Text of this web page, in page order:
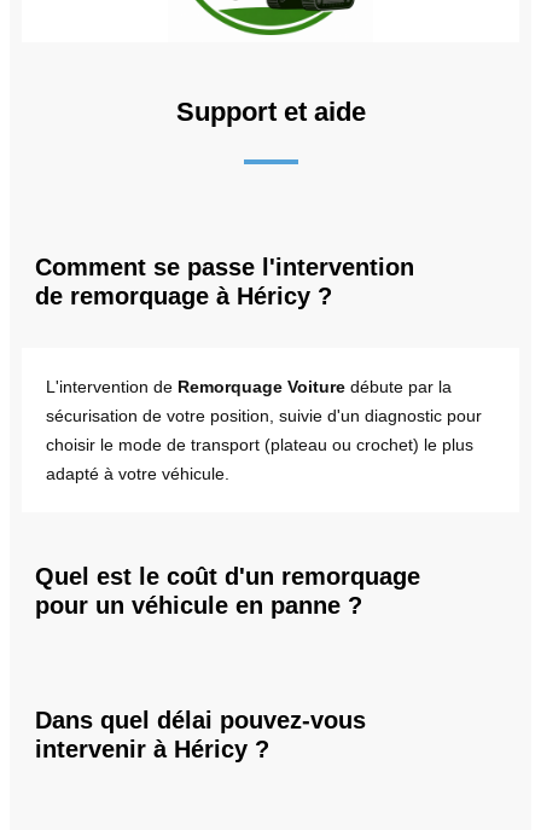
Support et aide
Comment se passe l'intervention
de remorquage à Héricy ?
L'intervention de Remorquage Voiture débute par la
sécurisation de votre position, suivie d'un diagnostic pour
choisir le mode de transport (plateau ou crochet) le plus
adapté à votre véhicule.
Quel est le coût d'un remorquage
pour un véhicule en panne ?
Dans quel délai pouvez-vous
intervenir à Héricy ?